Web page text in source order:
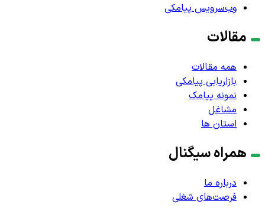
وب‌سرویس پیامکی
مقالات
همه مقالات
بازاریابی پیامکی
نمونه پیامک
مشاغل
استان ها
همراه سیگنال
درباره ما
فرصت‌های شغلی